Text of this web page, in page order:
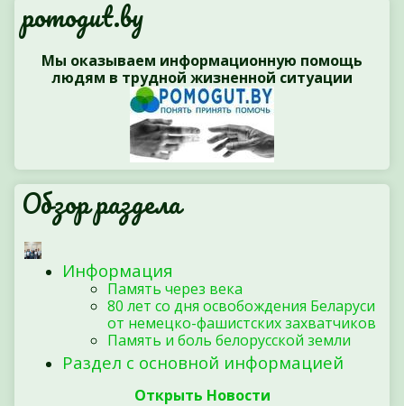
pomogut.by
Мы оказываем информационную помощь
людям в трудной жизненной ситуации
Обзор раздела
Информация
Память через века
80 лет со дня освобождения Беларуси
от немецко-фашистских захватчиков
Память и боль белорусской земли
Раздел с основной информацией
Открыть Новости